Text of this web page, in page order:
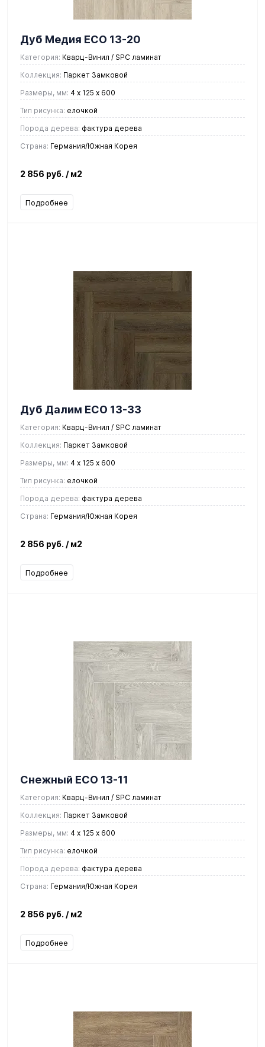
Дуб Медия ЕСО 13-20
Категория: Кварц-Винил / SPC ламинат
Коллекция: Паркет Замковой
Размеры, мм: 4 х 125 х 600
Тип рисунка: елочкой
Порода дерева: фактура дерева
Страна: Германия/Южная Корея
2 856 руб. / м2
Подробнее
Дуб Далим ЕСО 13-33
Категория: Кварц-Винил / SPC ламинат
Коллекция: Паркет Замковой
Размеры, мм: 4 х 125 х 600
Тип рисунка: елочкой
Порода дерева: фактура дерева
Страна: Германия/Южная Корея
2 856 руб. / м2
Подробнее
Снежный ЕСО 13-11
Категория: Кварц-Винил / SPC ламинат
Коллекция: Паркет Замковой
Размеры, мм: 4 х 125 х 600
Тип рисунка: елочкой
Порода дерева: фактура дерева
Страна: Германия/Южная Корея
2 856 руб. / м2
Подробнее